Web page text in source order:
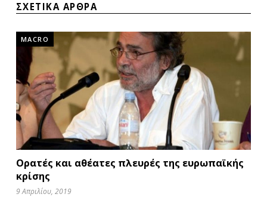
ΣΧΕΤΙΚΑ ΑΡΘΡΑ
MACRO
Ορατές και αθέατες πλευρές της ευρωπαϊκής
κρίσης
9 Απριλίου, 2019